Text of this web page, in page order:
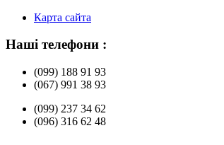
Карта сайта
Наші телефони :
(099) 188 91 93
(067) 991 38 93
(099) 237 34 62
(096) 316 62 48